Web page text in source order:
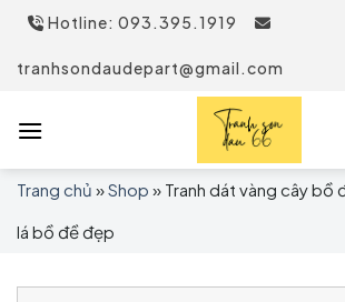
Skip
content
Hotline: 093.395.1919
tranhsondaudepart@gmail.com
Trang chủ »Shop » Tranh dát vàng cây bồ
lá bồ đề đẹp